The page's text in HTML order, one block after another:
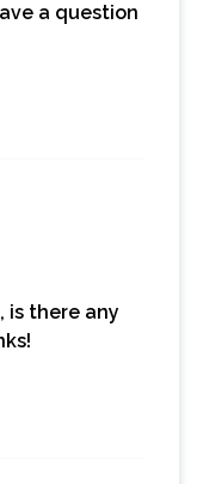
a question
is there any